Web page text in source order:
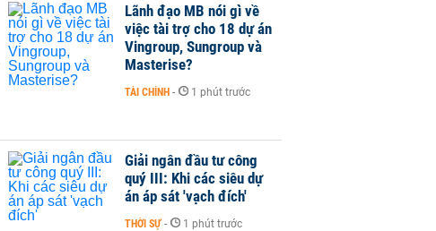
Lãnh đạo MB nói gì về
việc tài trợ cho 18 dự án
Vingroup, Sungroup và
Masterise?
TÀI CHÍNH - 1 phút trước
Giải ngân đầu tư công
quý III: Khi các siêu dự
án áp sát 'vạch đích'
THỜI SỰ - 1 phút trước